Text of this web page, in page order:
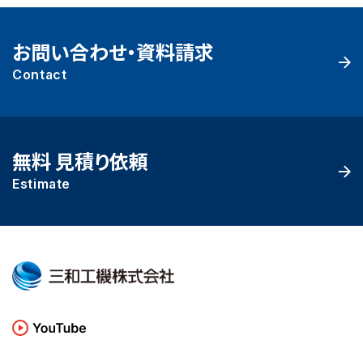
お問い合わせ・資料請求
Contact
無料 見積り依頼
Estimate